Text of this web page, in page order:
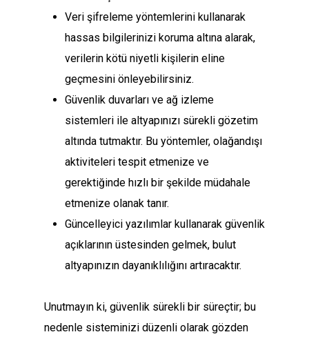
Veri şifreleme yöntemlerini kullanarak
hassas bilgilerinizi koruma altına alarak,
verilerin kötü niyetli kişilerin eline
geçmesini önleyebilirsiniz.
Güvenlik duvarları ve ağ izleme
sistemleri ile altyapınızı sürekli gözetim
altında tutmaktır. Bu yöntemler, olağandışı
aktiviteleri tespit etmenize ve
gerektiğinde hızlı bir şekilde müdahale
etmenize olanak tanır.
Güncelleyici yazılımlar kullanarak güvenlik
açıklarının üstesinden gelmek, bulut
altyapınızın dayanıklılığını artıracaktır.
Unutmayın ki, güvenlik sürekli bir süreçtir; bu
nedenle sisteminizi düzenli olarak gözden